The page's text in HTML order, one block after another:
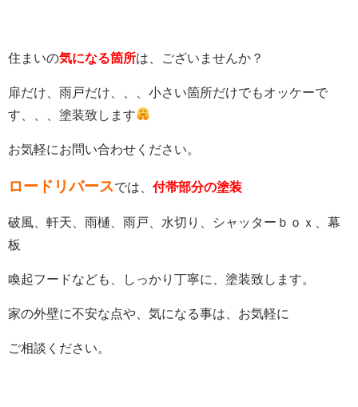
住まいの気になる箇所は、ございませんか？
扉だけ、雨戸だけ、、、小さい箇所だけでもオッケーで
す、、、塗装致します
お気軽にお問い合わせください。
ロードリバースでは、 付帯部分の塗装
破風、軒天、雨樋、雨戸、水切り、シャッターｂｏｘ、幕
板
喚起フードなども、しっかり丁寧に、塗装致します。
家の外壁に不安な点や、気になる事は、お気軽に
ご相談ください。